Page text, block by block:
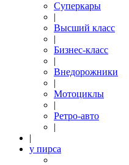
Суперкары
|
Высший класс
|
Бизнес-класс
|
Внедорожники
|
Мотоциклы
|
Ретро-авто
|
|
у пирса